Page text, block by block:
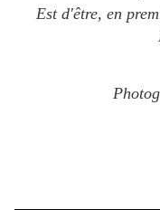
Est d'être, en